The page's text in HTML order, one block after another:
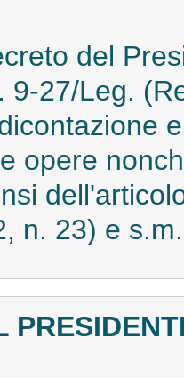
del
9-27/Leg.
opere
n. 23) e